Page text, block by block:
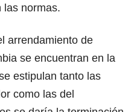
las normas.
arrendamiento de
se encuentran en la
estipulan tanto las
como las del